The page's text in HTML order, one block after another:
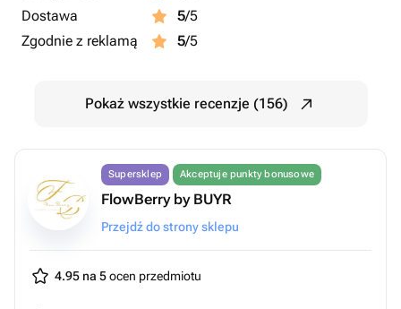
Dostawa
5/5
Zgodnie z reklamą
5/5
Pokaż wszystkie recenzje (156)
Supersklep Akceptuje punkty bonusowe
FlowBerry by BUYR
Przejdź do strony sklepu
4.95 na 5ocen przedmiotu